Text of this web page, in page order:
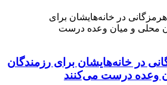
در خانه‌هایشان برای رزمندگان
وعده درست می‌کنند